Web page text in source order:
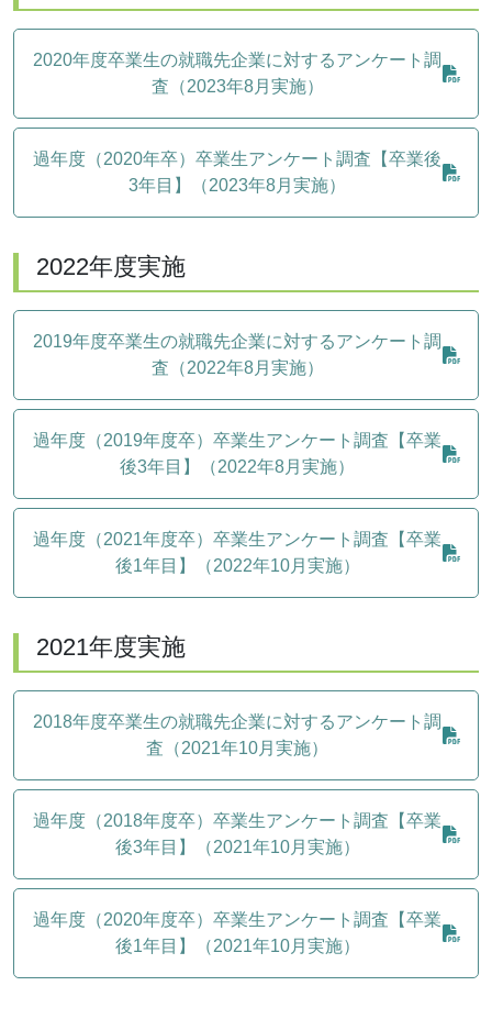
2020年度卒業生の就職先企業に対するアンケート調
査（2023年8月実施）
過年度（2020年卒）卒業生アンケート調査【卒業後
3年目】（2023年8月実施）
2022年度実施
2019年度卒業生の就職先企業に対するアンケート調
査（2022年8月実施）
過年度（2019年度卒）卒業生アンケート調査【卒業
後3年目】（2022年8月実施）
過年度（2021年度卒）卒業生アンケート調査【卒業
後1年目】（2022年10月実施）
2021年度実施
2018年度卒業生の就職先企業に対するアンケート調
査（2021年10月実施）
過年度（2018年度卒）卒業生アンケート調査【卒業
後3年目】（2021年10月実施）
過年度（2020年度卒）卒業生アンケート調査【卒業
後1年目】（2021年10月実施）